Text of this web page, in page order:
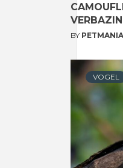
BY PETMANIA
VOGEL